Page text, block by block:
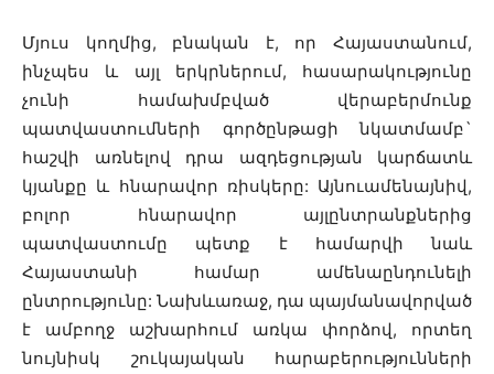
Մյուս կողմից, բնական է, որ Հայաստանում,
ինչպես և այլ երկրներում, հասարակությունը
չունի համախմբված վերաբերմունք
պատվաստումների գործընթացի նկատմամբ`
հաշվի առնելով դրա ազդեցության կարճատև
կյանքը և հնարավոր ռիսկերը: Այնուամենայնիվ,
բոլոր հնարավոր այլընտրանքներից
պատվաստումը պետք է համարվի նաև
Հայաստանի համար ամենաընդունելի
ընտրությունը: Նախևառաջ, դա պայմանավորված
է ամբողջ աշխարհում առկա փորձով, որտեղ
նույնիսկ շուկայական հարաբերությունների